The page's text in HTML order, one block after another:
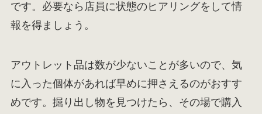
です。必要なら店員に状態のヒアリングをして情
報を得ましょう。
アウトレット品は数が少ないことが多いので、気
に入った個体があれば早めに押さえるのがおすす
めです。掘り出し物を見つけたら、その場で購入